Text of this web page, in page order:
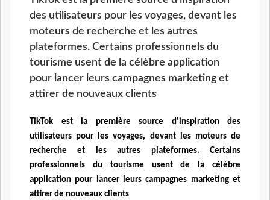
des utilisateurs pour les voyages, devant les
moteurs de recherche et les autres
plateformes. Certains professionnels du
tourisme usent de la célèbre application
pour lancer leurs campagnes marketing et
attirer de nouveaux clients
TikTok est la première source d'inspiration des
utilisateurs pour les voyages, devant les moteurs de
recherche et les autres plateformes. Certains
professionnels du tourisme usent de la célèbre
application pour lancer leurs campagnes marketing et
attirer de nouveaux clients